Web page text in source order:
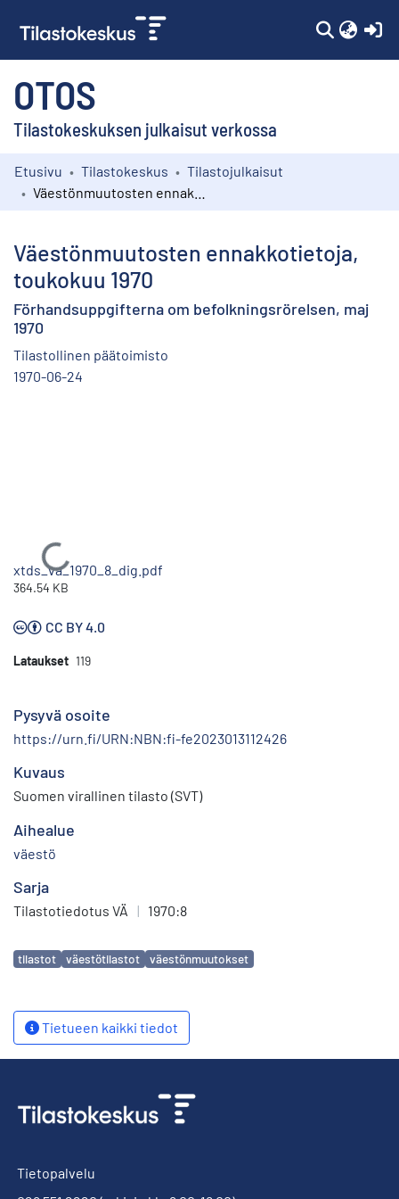
OTOS
Tilastokeskuksen julkaisut verkossa
Kokoelmat
Etusivu Tilastokeskus
Tilastojulkaisut
Väestönmuutosten ennakkotietoja,
toukokuu 1970
Förhandsuppgifterna om befolkningsrörelsen, maj
1970
Tilastollinen päätoimisto
1970-06-24
Ladataan...
xtds_va_1970_8_dig.pdf
364.54 KB
CC BY 4.0
Lataukset 119
Pysyvä osoite
https://urn.fi/URN:NBN:fi-fe2023013112426
Kuvaus
Suomen virallinen tilasto (SVT)
Aihealue
väestö
Sarja
Tilastotiedotus VÄ | 1970:8
Avainsanat
tilastot väestötilastot väestönmuutokset
Tietueen kaikki tiedot
Tietopalvelu